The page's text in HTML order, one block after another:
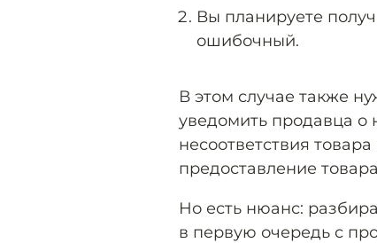
Вы планируете
ошибочный.
В этом случае также
уведомить продавца о
несоответствия
предоставление
Но есть нюанс:
в первую очередь с